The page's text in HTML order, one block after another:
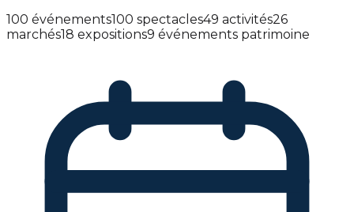
100 événements100 spectacles49 activités26
marchés18 expositions9 événements patrimoine